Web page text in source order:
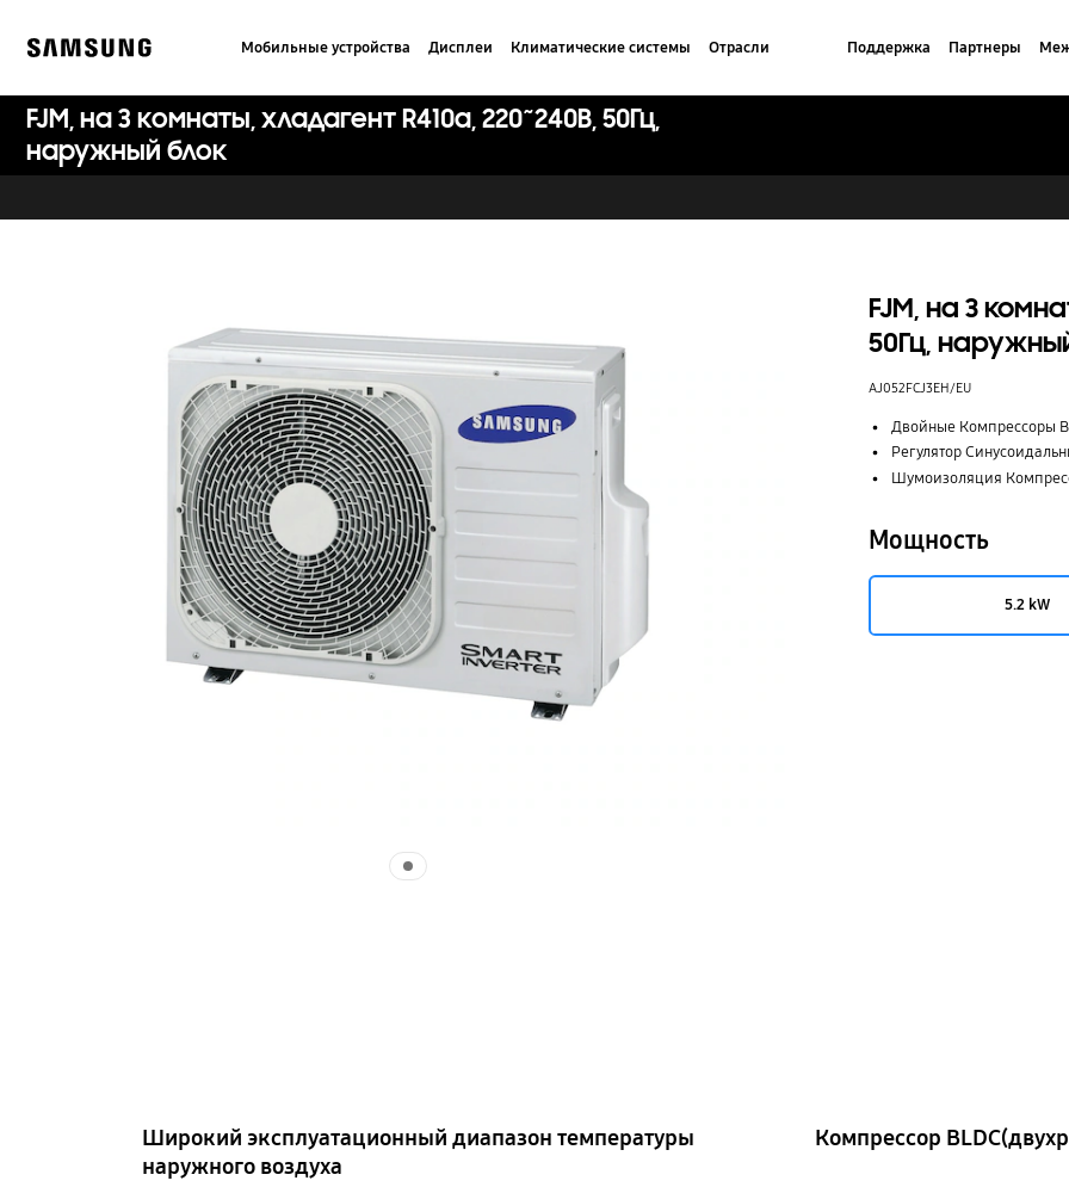
content
Мобильные устройства Дисплеи Климатические системы Отрасли Поддержка Партнеры
FJM, на 3 комнаты, хладагент R410a, 220~240В, 50Гц,
наружный блок
FJM, на 3
50Гц,
AJ052FCJ3EH/EU
Двойные Компрессоры
Регулятор
Шумоизоляция
Мощность
5.2 kW
Широкий эксплуатационный диапазон температуры
наружного воздуха
Компрессор